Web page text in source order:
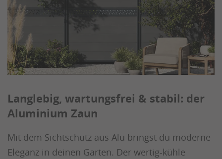
Langlebig, wartungsfrei & stabil: der
Aluminium Zaun
Mit dem Sichtschutz aus Alu bringst du moderne
Eleganz in deinen Garten. Der wertig-kühle